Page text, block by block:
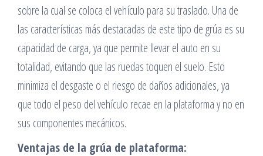
sobre la cual se coloca el vehículo para su traslado. Una de
las características más destacadas de este tipo de grúa es su
capacidad de carga, ya que permite llevar el auto en su
totalidad, evitando que las ruedas toquen el suelo. Esto
minimiza el desgaste o el riesgo de daños adicionales, ya
que todo el peso del vehículo recae en la plataforma y no en
sus componentes mecánicos.
Ventajas de la grúa de plataforma: